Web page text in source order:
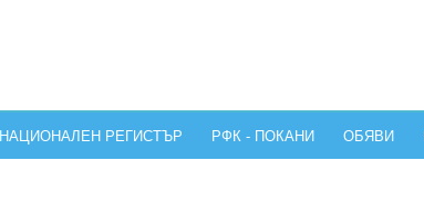
НАЦИОНАЛЕН РЕГИСТЪР РФК - ПОКАНИ ОБЯВИ